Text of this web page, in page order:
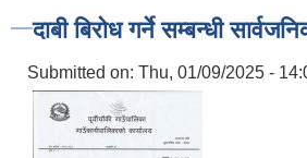
दाबी बिरोध गर्ने सम्बन्धी
Submitted on: Thu, 01/09/2025 -